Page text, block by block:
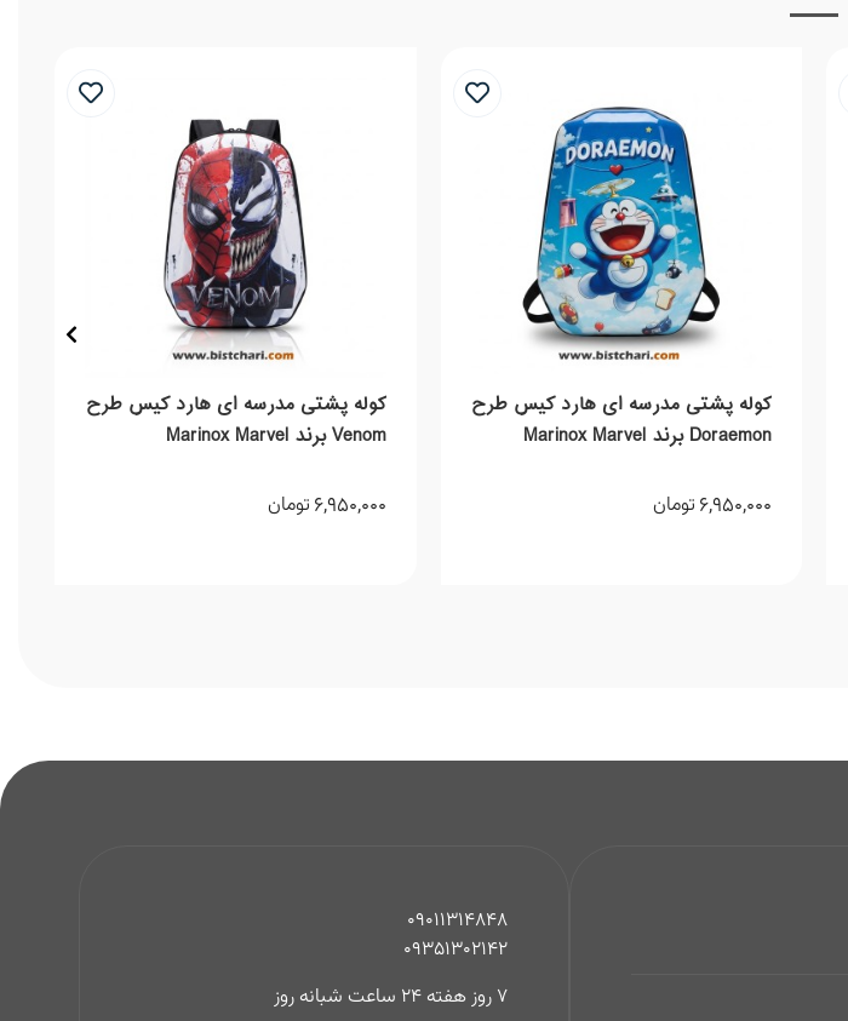
کوله پشتی مدرسه ای هارد کیس طرح
Doraemon برند Marinox Marvel
6,950,000 تومان
کوله پشتی مدرسه ای هارد کیس طرح
Venom برند Marinox Marvel
6,950,000 تومان
09011314848
09351302142
7 روز هفته 24 ساعت شبانه روز